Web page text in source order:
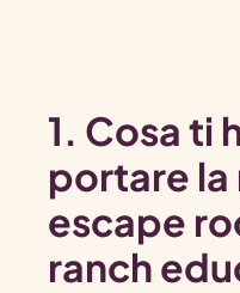
1. Cosa ti
portare la
escape
ranch